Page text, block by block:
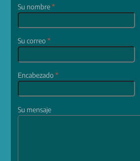
Su nombre*
Su correo*
Encabezado*
Su mensaje